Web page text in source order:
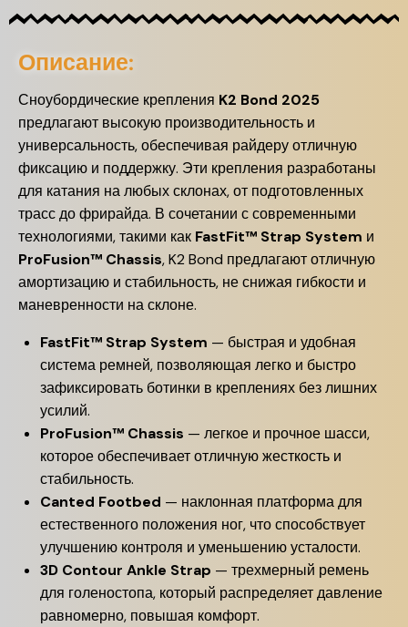
Описание:
Сноубордические крепления K2 Bond 2025
предлагают высокую производительность и
универсальность, обеспечивая райдеру отличную
фиксацию и поддержку. Эти крепления разработаны
для катания на любых склонах, от подготовленных
трасс до фрирайда. В сочетании с современными
технологиями, такими как FastFit™ Strap System и
ProFusion™ Chassis, K2 Bond предлагают отличную
амортизацию и стабильность, не снижая гибкости и
маневренности на склоне.
FastFit™ Strap System — быстрая и удобная
система ремней, позволяющая легко и быстро
зафиксировать ботинки в креплениях без лишних
усилий.
ProFusion™ Chassis — легкое и прочное шасси,
которое обеспечивает отличную жесткость и
стабильность.
Canted Footbed — наклонная платформа для
естественного положения ног, что способствует
улучшению контроля и уменьшению усталости.
3D Contour Ankle Strap — трехмерный ремень
для голеностопа, который распределяет давление
равномерно, повышая комфорт.